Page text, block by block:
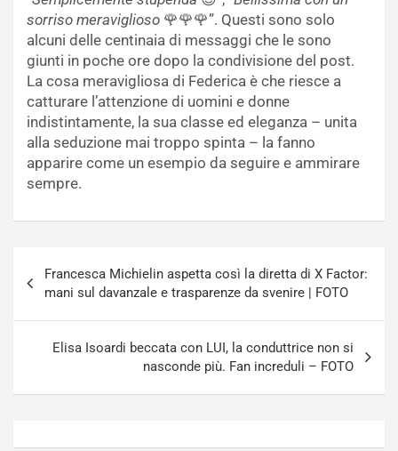
sorriso meraviglioso 🌹🌹🌹”. Questi sono solo
alcuni delle centinaia di messaggi che le sono
giunti in poche ore dopo la condivisione del post.
La cosa meravigliosa di Federica è che riesce a
catturare l’attenzione di uomini e donne
indistintamente, la sua classe ed eleganza – unita
alla seduzione mai troppo spinta – la fanno
apparire come un esempio da seguire e ammirare
sempre.
articoli
Francesca Michielin aspetta così la diretta di X Factor:
mani sul davanzale e trasparenze da svenire | FOTO
Elisa Isoardi beccata con LUI, la conduttrice non si
nasconde più. Fan increduli – FOTO